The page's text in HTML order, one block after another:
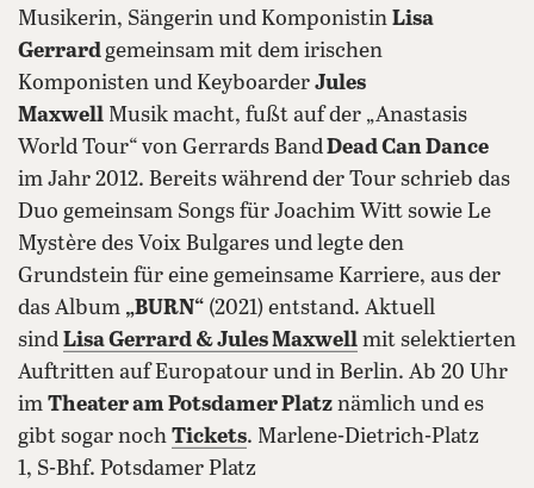
Musikerin, Sängerin und Komponistin Lisa
Gerrardgemeinsam mit dem irischen
Komponisten und Keyboarder Jules
Maxwell Musik macht, fußt auf der „Anastasis
World Tour“ von Gerrards BandDead Can Dance
im Jahr 2012. Bereits während der Tour schrieb das
Duo gemeinsam Songs für Joachim Witt sowie Le
Mystère des Voix Bulgares und legte den
Grundstein für eine gemeinsame Karriere, aus der
das Album „BURN“ (2021) entstand. Aktuell
sind Lisa Gerrard & Jules Maxwell mit selektierten
Auftritten auf Europatour und in Berlin. Ab 20 Uhr
im Theater am Potsdamer Platz nämlich und es
gibt sogar noch Tickets. Marlene-Dietrich-Platz
1, S-Bhf. Potsdamer Platz